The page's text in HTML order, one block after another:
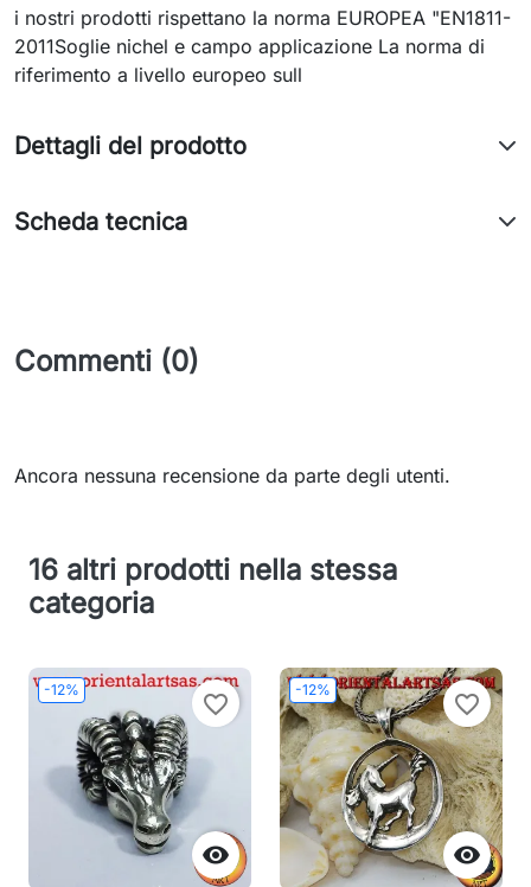
i nostri prodotti rispettano la norma EUROPEA "EN1811-
2011Soglie nichel e campo applicazione La norma di
riferimento a livello europeo sull
Dettagli del prodotto
Scheda tecnica
Commenti (0)
Ancora nessuna recensione da parte degli utenti.
16 altri prodotti nella stessa
categoria
-12%

favorite_border
-12%

favorite_border